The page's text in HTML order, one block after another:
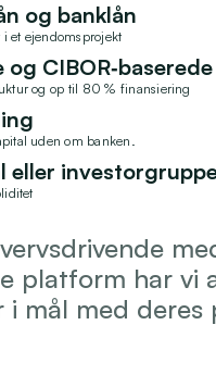
og banklån
et ejendomsprojekt
og
og op til 80 % finansiering
uden om banken.
eller
platform har vi
i mål med deres